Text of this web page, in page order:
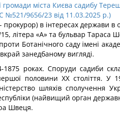
міста Києва садибу
№521/9656/23 від 11.03.2025 р.)
- прокурор) в інтересах держави
«А» та бульвар Тараса
Ботанічного саду імені
занедбаному вигляді.
роках. Споруди садиби
половини ХХ століття.
шляхів
(найвищий орган
Швеця.